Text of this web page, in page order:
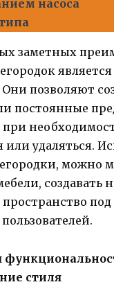
насоса
заметных
позволяют
постоянные
удаляться.
можно
создавать
пространство
стиля